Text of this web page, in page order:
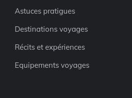
Astuces pratigues
Destinations voyages
Récits et expériences
Equipements voyages